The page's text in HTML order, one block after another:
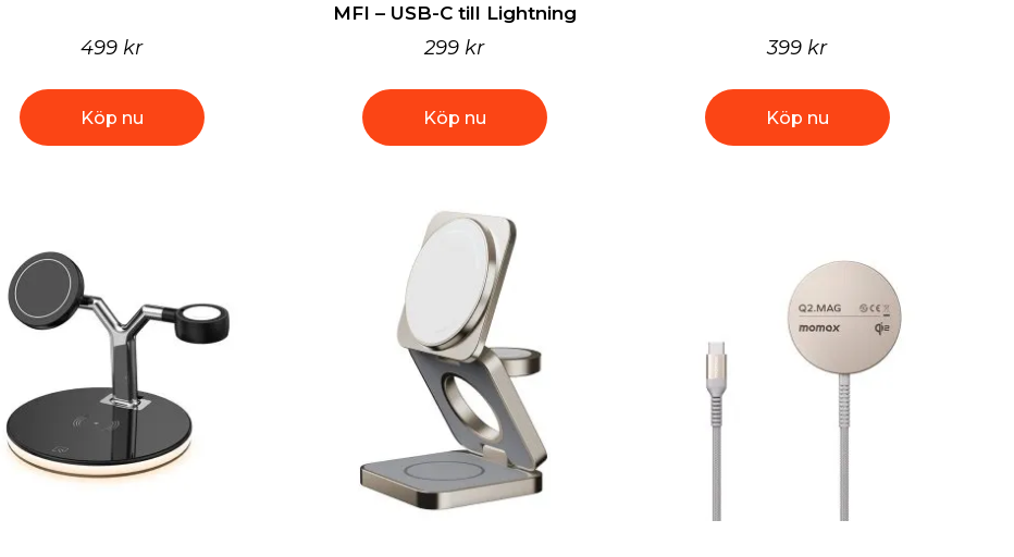
499 kr
Köp nu
MFI – USB-C till Lightning
299 kr
Köp nu
399 kr
Köp nu